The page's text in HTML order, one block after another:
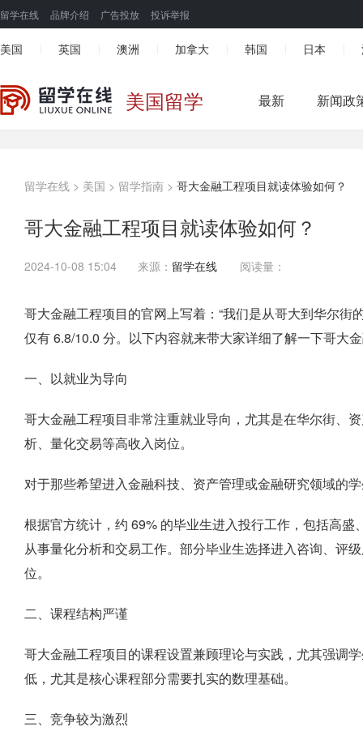
留学在线 品牌介绍 广告投放 投诉举报
美国 英国 澳洲 加拿大 韩国 日本
美国留学 最新 新闻政
留学在线 > 美国 > 留学指南 > 哥大金融工程项目就读体验如何？
哥大金融工程项目就读体验如何？
2024-10-08 15:04 来源： 留学在线 阅读量：
哥大金融工程项目的官网上写着：“我们是从哥大到华尔
仅有 6.8/10.0 分。以下内容就来带大家详细了解一下哥大
一、以就业为导向
哥大金融工程项目非常注重就业导向，尤其是在华尔街、
析、量化交易等高收入岗位。
对于那些希望进入金融科技、资产管理或金融研究领域的
根据官方统计，约 69% 的毕业生进入投行工作，包括高
从事量化分析和交易工作。部分毕业生选择进入咨询、评
位。
二、课程结构严谨
哥大金融工程项目的课程设置兼顾理论与实践，尤其强调
低，尤其是核心课程部分需要扎实的数理基础。
三、竞争较为激烈